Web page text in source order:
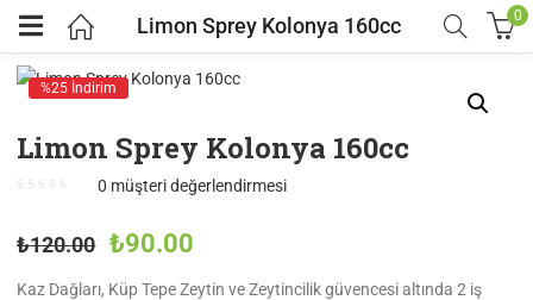
Limon Sprey Kolonya 160cc 0
%25 İndirim
Limon Sprey Kolonya 160cc
0 müşteri değerlendirmesi
₺120.00 ₺90.00
Kaz Dağları, Küp Tepe Zeytin ve Zeytincilik güvencesi altında 2 iş